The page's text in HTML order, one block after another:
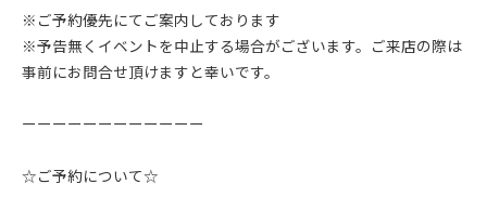
※ご予約優先にてご案内しております
※予告無くイベントを中止する場合がございます。ご来店の際は
事前にお問合せ頂けますと幸いです。
ーーーーーーーーーーーー
☆ご予約について☆